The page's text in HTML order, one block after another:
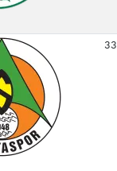
33